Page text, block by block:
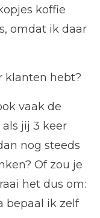
koffie
omdat ik daar
klanten hebt?
vaak de
jij 3 keer
nog steeds
Of zou je
het dus om:
bepaal ik zelf